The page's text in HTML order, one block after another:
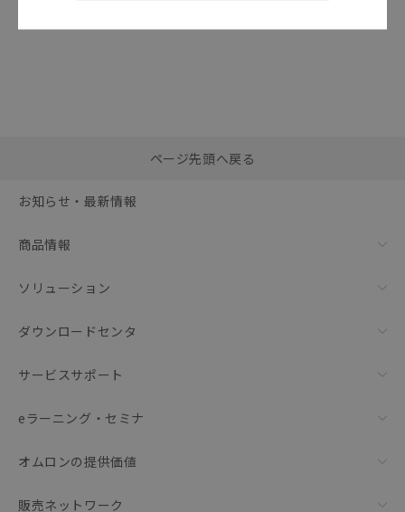
括ダウンロード
ページ先頭へ戻る
お知らせ・最新情報
商品情報
ソリューション
ダウンロードセンタ
サービスサポート
eラーニング・セミナ
オムロンの提供価値
販売ネットワーク